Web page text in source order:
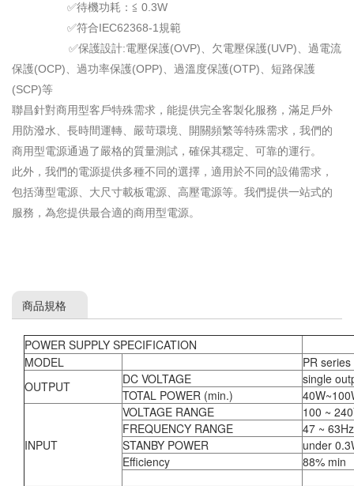
✅待機功耗：≦ 0.3W
✅符合IEC62368-1規範
✅保護設計:電壓保護(OVP)、欠電壓保護(UVP)、過電流
保護(OCP)、過功率保護(OPP)、過溫度保護(OTP)、短路保護
(SCP)等
聯昌針對商用型客戶特殊需求，能提供完全客製化服務，滿足戶外
用防潑水、長時間運轉、嚴苛環境、開關頻繁等特殊需求，我們的
商用型電源通過了嚴格的質量測試，確保其穩定、可靠的運行。
此外，我們的電源提供多種不同的選擇，適用於不同的設備需求，
包括薄型電源、大尺寸載板電源、高壓電源等。我們提供一站式的
服務，為您提供最合適的商用型電源。
商品規格
POWER SUPPLY SPECIFICATION
MODEL
PR series
OUTPUT
DC VOLTAGE
single
TOTAL POWER (min.)
INPUT
VOLTAGE RANGE
100 ~
FREQUENCY RANGE
47 ~ 63Hz
STANBY POWER
under
Efficiency
88% min